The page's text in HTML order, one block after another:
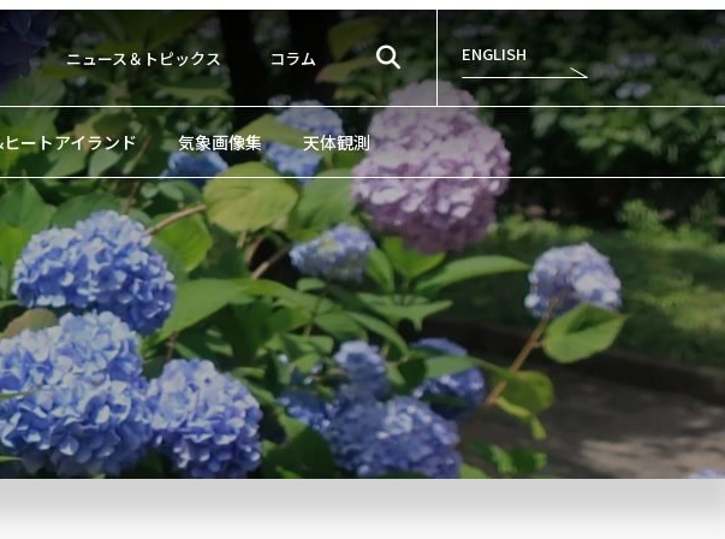
ニュース＆トピックス コラム ENGLISH
ートアイランド 気象画像集 天体観測